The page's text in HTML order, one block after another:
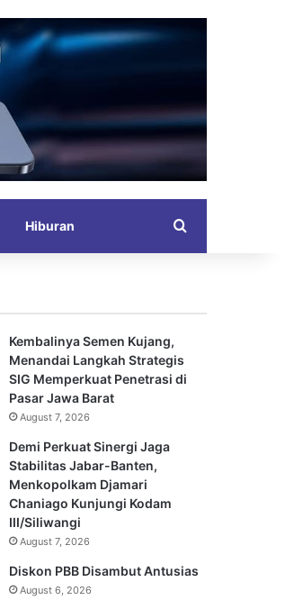
Hiburan
Kembalinya Semen Kujang,
Menandai Langkah Strategis
SIG Memperkuat Penetrasi di
Pasar Jawa Barat
August 7, 2026
Demi Perkuat Sinergi Jaga
Stabilitas Jabar-Banten,
Menkopolkam Djamari
Chaniago Kunjungi Kodam
III/Siliwangi
August 7, 2026
Diskon PBB Disambut Antusias
August 6, 2026